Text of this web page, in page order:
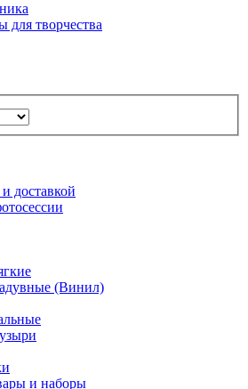
для творчества
доставкой
(Винил)
и наборы